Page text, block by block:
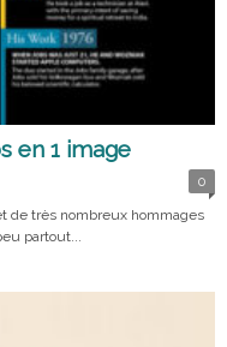
en 1 image
0
de très nombreux hommages
partout...